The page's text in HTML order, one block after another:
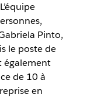
Pinto,
le poste de
également
de 10 à
en